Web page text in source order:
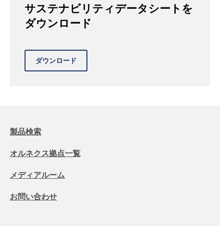
サステナビリティデータシートを
ダウンロード
製品検索
オルネクス拠点一覧
メディアルーム
お問い合わせ